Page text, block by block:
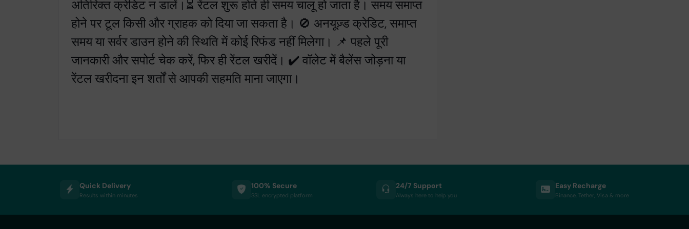
अतिरिक्त क्रेडिट न डालें।⏳ रेंटल शुरू होते ही समय चालू हो जाता है। समय समाप्त
होने पर टूल किसी और ग्राहक को दिया जा सकता है। 🚫 अनयूज़्ड क्रेडिट, समाप्त
समय या सर्वर डाउन होने की स्थिति में कोई रिफंड नहीं मिलेगा। 📌 पहले पूरी
जानकारी और सपोर्ट चेक करें, फिर ही रेंटल खरीदें। ✔️ वॉलेट में बैलेंस जोड़ना या
रेंटल खरीदना इन शर्तों से आपकी सहमति माना जाएगा।
Quick Delivery
Results within minutes
100% Secure
SSL encrypted platform
24/7 Support
Always here to help you
Easy Recharge
Binance, Tether, Visa & more